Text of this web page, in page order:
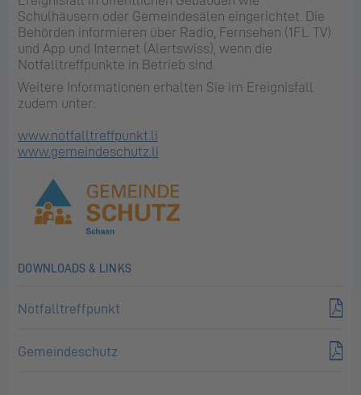
Schulhäusern oder Gemeindesälen eingerichtet. Die
Behörden informieren über Radio, Fernsehen (1FL TV)
und App und Internet (Alertswiss), wenn die
Notfalltreffpunkte in Betrieb sind.
Weitere Informationen erhalten Sie im Ereignisfall
zudem unter:
www.notfalltreffpunkt.li
www.gemeindeschutz.li
DOWNLOADS & LINKS
Notfalltreffpunkt
Gemeindeschutz